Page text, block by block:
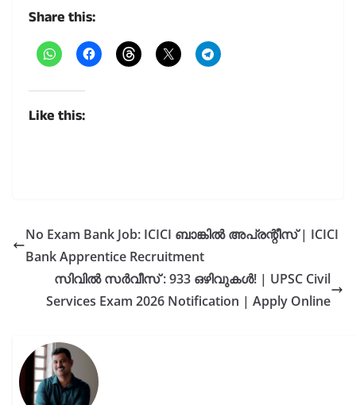
Share this:
Like this:
No Exam Bank Job: ICICI ബാങ്കിൽ അപ്രന്റീസ് | ICICI
Bank Apprentice Recruitment
സിവിൽ സർവീസ് : 933 ഒഴിവുകൾ! | UPSC Civil
Services Exam 2026 Notification | Apply Online